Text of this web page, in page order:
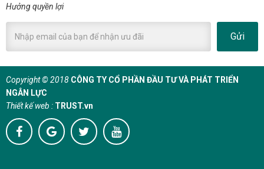
Hưởng quyền lợi
Gửi
Copyright © 2018 CÔNG TY CỔ PHẦN ĐẦU TƯ VÀ PHÁT TRIỂN
NGÂN LỰC
Thiết kế web : TRUST.vn